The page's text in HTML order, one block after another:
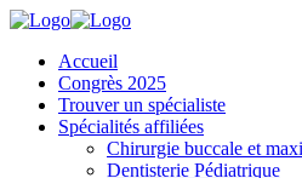
Accueil
Congrès 2025
Trouver un spécialiste
Spécialités affiliées
Chirurgie buccale et
Dentisterie Pédiatrique